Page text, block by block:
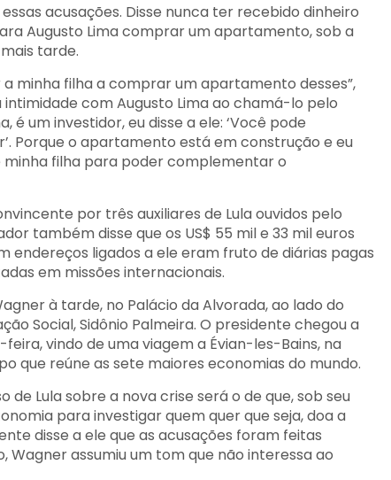
acusações. Disse nunca ter recebido dinheiro
Augusto Lima comprar um apartamento, sob a
tarde.
a minha filha a comprar um apartamento desses”,
com Augusto Lima ao chamá-lo pelo
é um investidor, eu disse a ele: ‘Você pode
Porque o apartamento está em construção e eu
filha para poder complementar o
por três auxiliares de Lula ouvidos pelo
também disse que os US$ 55 mil e 33 mil euros
endereços ligados a ele eram fruto de diárias pagas
em missões internacionais.
à tarde, no Palácio da Alvorada, ao lado do
Social, Sidônio Palmeira. O presidente chegou a
vindo de uma viagem a Évian-les-Bains, na
que reúne as sete maiores economias do mundo.
de Lula sobre a nova crise será o de que, sob seu
para investigar quem quer que seja, doa a
disse a ele que as acusações foram feitas
assumiu um tom que não interessa ao